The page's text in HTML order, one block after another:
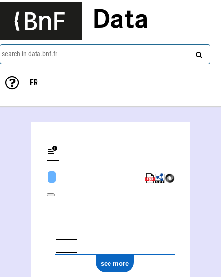
Data
search in data.bnf.fr
FR
see more